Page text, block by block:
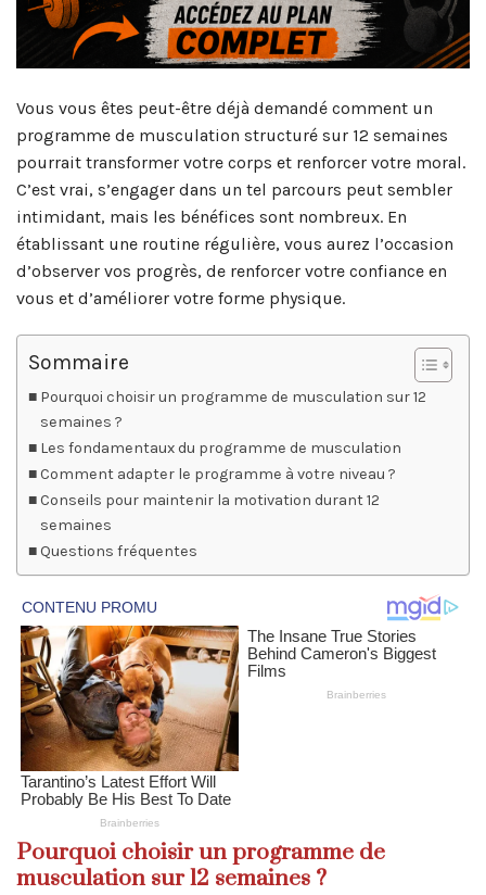
Vous vous êtes peut-être déjà demandé comment un
programme de musculation structuré sur 12 semaines
pourrait transformer votre corps et renforcer votre moral.
C’est vrai, s’engager dans un tel parcours peut sembler
intimidant, mais les bénéfices sont nombreux. En
établissant une routine régulière, vous aurez l’occasion
d’observer vos progrès, de renforcer votre confiance en
vous et d’améliorer votre forme physique.
Sommaire
Pourquoi choisir un programme de musculation sur 12
semaines ?
Les fondamentaux du programme de musculation
Comment adapter le programme à votre niveau ?
Conseils pour maintenir la motivation durant 12
semaines
Questions fréquentes
Pourquoi choisir un programme de
musculation sur 12 semaines ?